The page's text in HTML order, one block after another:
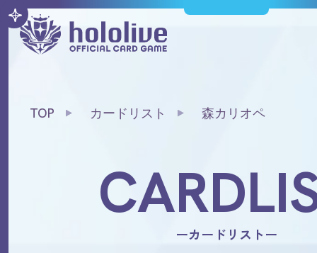
TOP カードリスト 森カリオペ
ーカードリストー